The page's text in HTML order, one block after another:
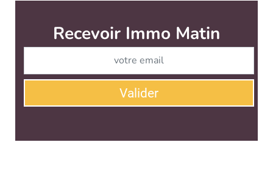
Immo Matin est édité par
QUI SOMMES-NOUS ?